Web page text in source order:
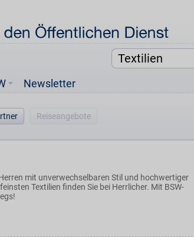
Newsletter
Reiseangebote
mit unverwechselbaren Stil und hochwertiger
Textilien finden Sie bei Herrlicher. Mit BSW-